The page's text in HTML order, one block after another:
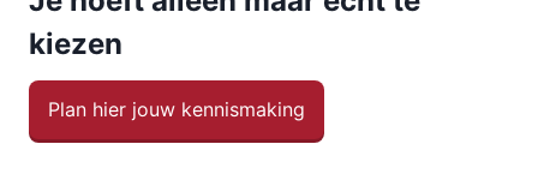
kiezen
Plan hier jouw kennismaking